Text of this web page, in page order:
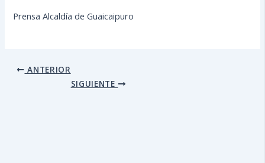
Prensa Alcaldía de Guaicaipuro
ANTERIOR
SIGUIENTE